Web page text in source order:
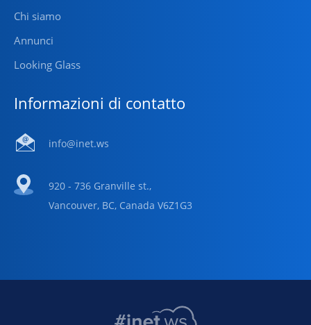
Chi siamo
Annunci
Looking Glass
Informazioni di contatto
info@inet.ws
920 - 736 Granville st.,
Vancouver, BC, Canada V6Z1G3